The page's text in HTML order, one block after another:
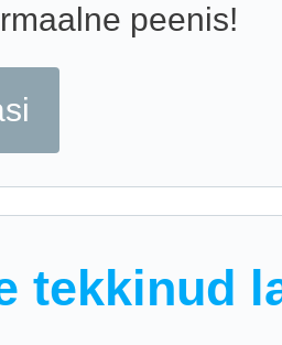
peenis!
tekkinud